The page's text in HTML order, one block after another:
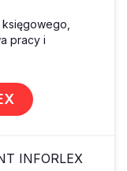
pracy i
INFORLEX